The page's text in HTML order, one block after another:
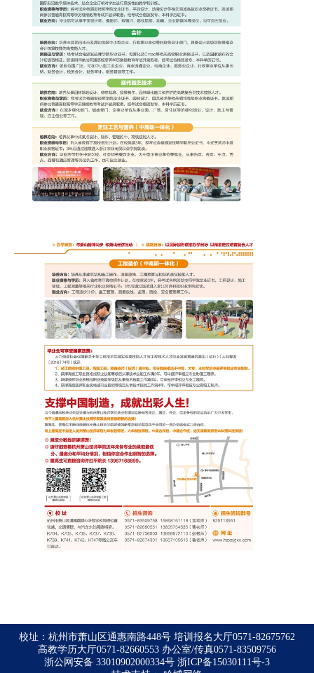
校址：杭州市萧山区通惠南路448号 培训报名大厅0571-82675762
高教学历大厅0571-82660553 办公室/传真0571-83509756
浙公网安备 33010902000334号 浙ICP备15030111号-3